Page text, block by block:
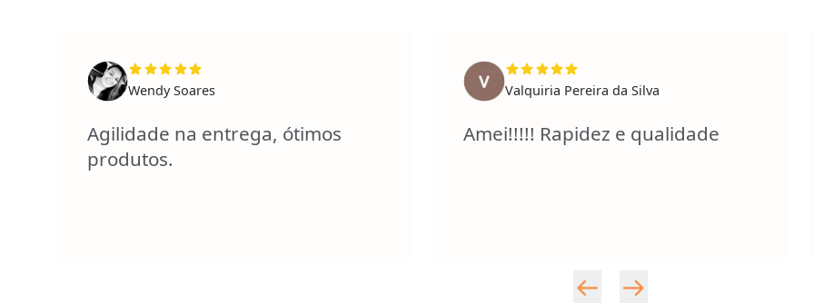
Wendy Soares
Agilidade na entrega, ótimos
produtos.
Valquiria Pereira da Silva
Amei!!!!! Rapidez e qualidade